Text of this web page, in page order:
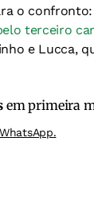
o confronto:
terceiro
e Lucca,
em primeira